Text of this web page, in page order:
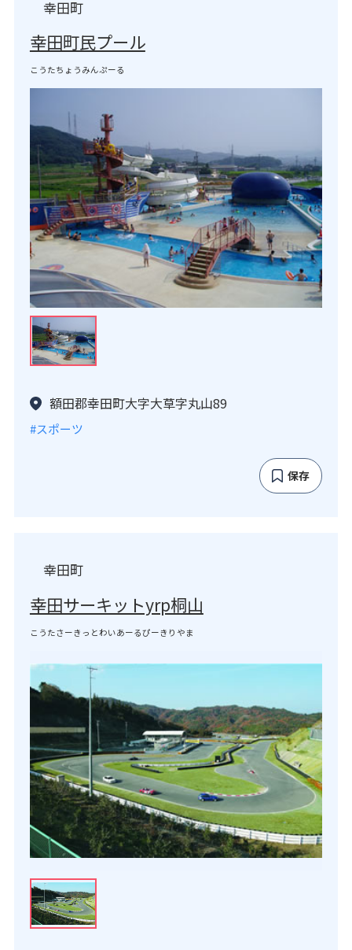
幸田町
幸田町民プール
こうたちょうみんぷーる
額田郡幸田町大字大草字丸山89
#スポーツ
保存
幸田町
幸田サーキットyrp桐山
こうたさーきっとわいあーるぴーきりやま